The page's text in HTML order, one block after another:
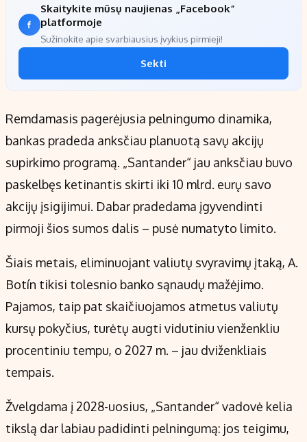
Skaitykite mūsų naujienas „Facebook“
platformoje
Sužinokite apie svarbiausius įvykius pirmieji!
Sekti
Remdamasis pagerėjusia pelningumo dinamika,
bankas pradeda anksčiau planuotą savų akcijų
supirkimo programą. „Santander“ jau anksčiau buvo
paskelbęs ketinantis skirti iki 10 mlrd. eurų savo
akcijų įsigijimui. Dabar pradedama įgyvendinti
pirmoji šios sumos dalis – pusė numatyto limito.
Šiais metais, eliminuojant valiutų svyravimų įtaką, A.
Botín tikisi tolesnio banko sąnaudų mažėjimo.
Pajamos, taip pat skaičiuojamos atmetus valiutų
kursų pokyčius, turėtų augti vidutiniu vienženkliu
procentiniu tempu, o 2027 m. – jau dviženkliais
tempais.
Žvelgdama į 2028-uosius, „Santander“ vadovė kelia
tikslą dar labiau padidinti pelningumą: jos teigimu,